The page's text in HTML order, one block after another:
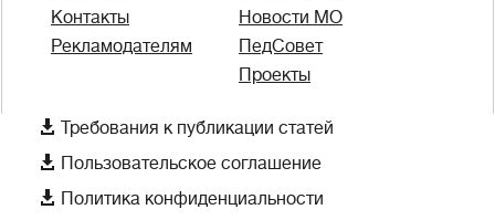
Контакты
Рекламодателям
Новости МО
ПедСовет
Проекты
 Требования к публикации статей
 Пользовательское соглашение
 Политика конфиденциальности